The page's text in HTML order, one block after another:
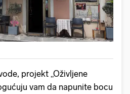
projekt „Oživljene
vam da napunite bocu